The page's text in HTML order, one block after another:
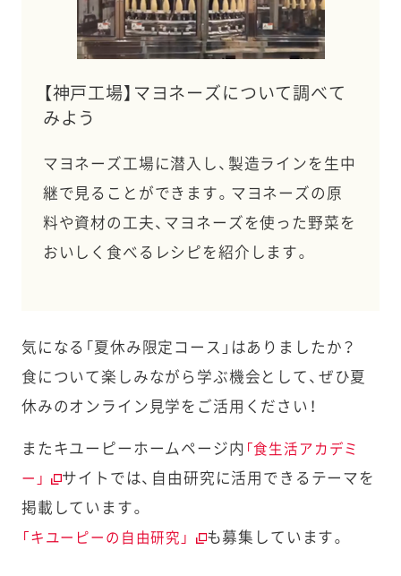
【神戸工場】マヨネーズについて調べて
みよう
マヨネーズ工場に潜入し、製造ラインを生中
継で見ることができます。マヨネーズの原
料や資材の工夫、マヨネーズを使った野菜を
おいしく食べるレシピを紹介します。
気になる「夏休み限定コース」はありましたか？
食について楽しみながら学ぶ機会として、ぜひ夏
休みのオンライン見学をご活用ください！
またキユーピーホームページ内 「食生活アカデミ
ー」
サイトでは、自由研究に活用できるテーマを
掲載しています。
「キユーピーの自由研究」 も募集しています。